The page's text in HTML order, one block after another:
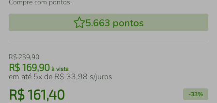
Compre com pontos:
5.663 pontos
R$239,90
R$ 169,90 à vista
em até 5x de R$ 33,98 s/juros
R$161,40 -33%